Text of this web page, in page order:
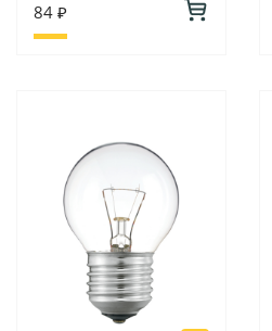
84 ₽